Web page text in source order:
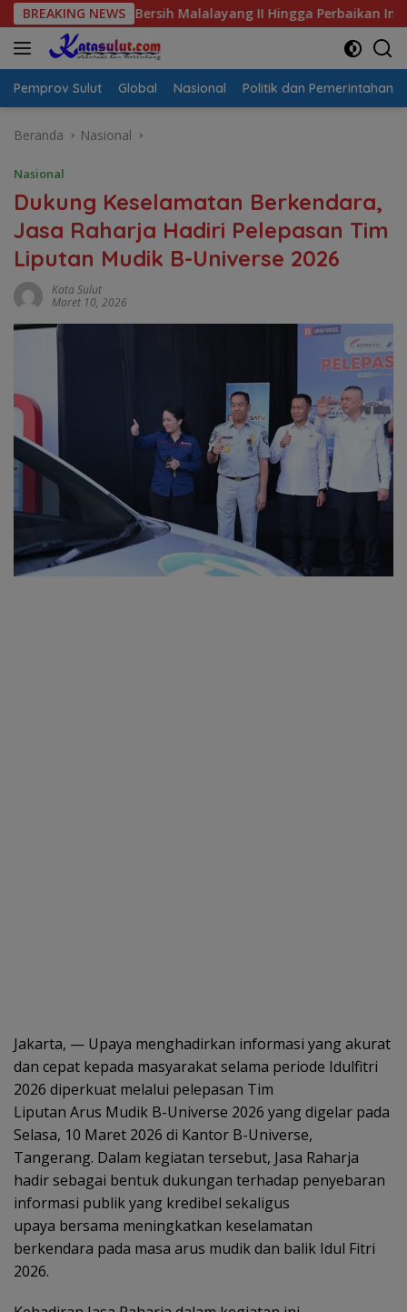
Langsung
ke
konten
BREAKING NEWS
Bersih Malalayang II Hingga Perbaikan Infrastruktur
Pemprov Sulut Global Nasional Politik dan Pemerintahan
Beranda Nasional
Nasional
Dukung Keselamatan Berkendara,
Jasa Raharja Hadiri Pelepasan Tim
Liputan Mudik B-Universe 2026
Kata Sulut
Maret 10, 2026
Jakarta, — Upaya menghadirkan informasi yang akurat
dan cepat kepada masyarakat selama periode Idulfitri
2026 diperkuat melalui pelepasan Tim
Liputan Arus Mudik B-Universe 2026 yang digelar pada
Selasa, 10 Maret 2026 di Kantor B-Universe,
Tangerang. Dalam kegiatan tersebut, Jasa Raharja
hadir sebagai bentuk dukungan terhadap penyebaran
informasi publik yang kredibel sekaligus
upaya bersama meningkatkan keselamatan
berkendara pada masa arus mudik dan balik Idul Fitri
2026.